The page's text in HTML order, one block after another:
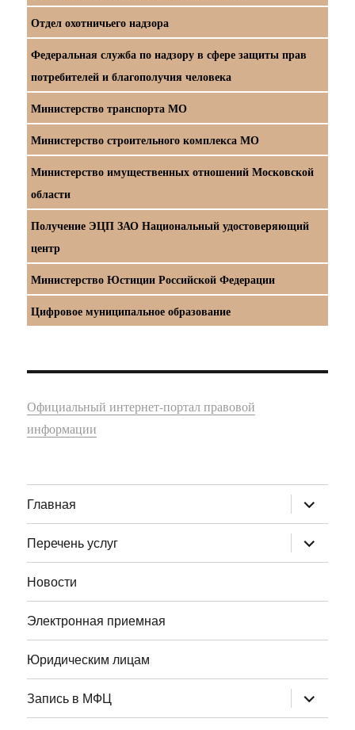
Отдел охотничьего надзора
Федеральная служба по надзору в сфере защиты прав
потребителей и благополучия человека
Министерство транспорта МО
Министерство строительного комплекса МО
Министерство имущественных отношений Московской
области
Получение ЭЦП ЗАО Национальный удостоверяющий
центр
Министерство Юстиции Российской Федерации
Цифровое муниципальное образование
Официальный интернет-портал правовой
информации
Главная раскрыть
дочернее
меню
Перечень услуг
раскрыть
дочернее
меню
Новости
Электронная приемная
Юридическим лицам
Запись в МФЦ раскрыть
дочернее
меню